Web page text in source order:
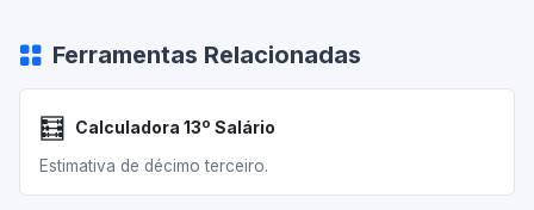
Ferramentas Relacionadas
🧮 Calculadora 13º Salário
Estimativa de décimo terceiro.